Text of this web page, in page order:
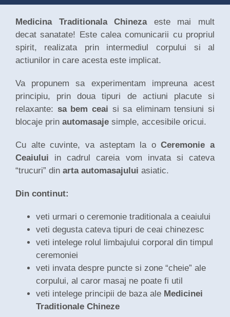
Medicina Traditionala Chinezaeste mai mult
decat sanatate! Este calea comunicarii cu propriul
spirit, realizata prin intermediul corpului si al
actiunilor in care acesta este implicat.
Va propunem sa experimentam impreuna acest
principiu, prin doua tipuri de actiuni placute si
relaxante: sa bem ceai si sa eliminam tensiuni si
blocaje prin automasajesimple, accesibile oricui.
Cu alte cuvinte, va asteptam la oCeremonie a
Ceaiului in cadrul careia vom invata si cateva
“trucuri” din arta automasajului asiatic.
Din continut:
veti urmari o ceremonie traditionala a ceaiului
veti degusta cateva tipuri de ceai chinezesc
veti intelege rolul limbajului corporal din timpul
ceremoniei
veti invata despre puncte si zone “cheie” ale
corpului, al caror masaj ne poate fi util
veti intelege principii de baza ale Medicinei
Traditionale Chineze